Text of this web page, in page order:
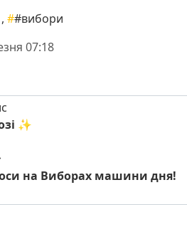
, ##вибори
07:18
✨
на Виборах машини дня!